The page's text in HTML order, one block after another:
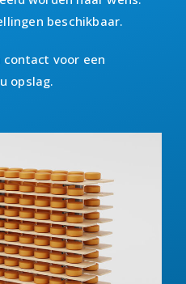
beschikbaar.
voor een
opslag.